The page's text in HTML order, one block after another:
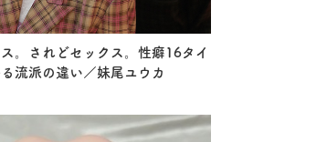
。されどセックス。性癖16タイ
流派の違い／妹尾ユウカ